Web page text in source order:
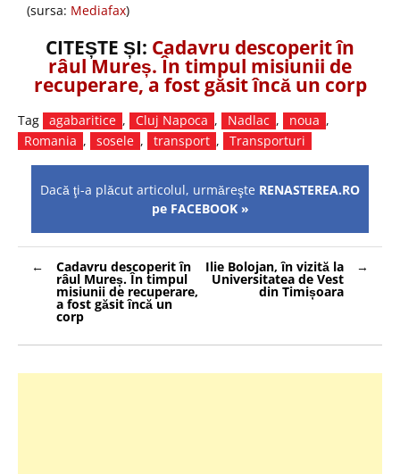
(sursa: Mediafax)
CITEȘTE ȘI: Cadavru descoperit în
râul Mureș. În timpul misiunii de
recuperare, a fost găsit încă un corp
Tag agabaritice , Cluj Napoca , Nadlac , noua ,
Romania , sosele , transport , Transporturi
Dacă ţi-a plăcut articolul, urmăreşte RENASTEREA.RO
pe FACEBOOK »
Navigare
în
articole
Cadavru descoperit în
râul Mureș. În timpul
misiunii de recuperare,
a fost găsit încă un
corp
Ilie Bolojan, în vizită la
Universitatea de Vest
din Timișoara